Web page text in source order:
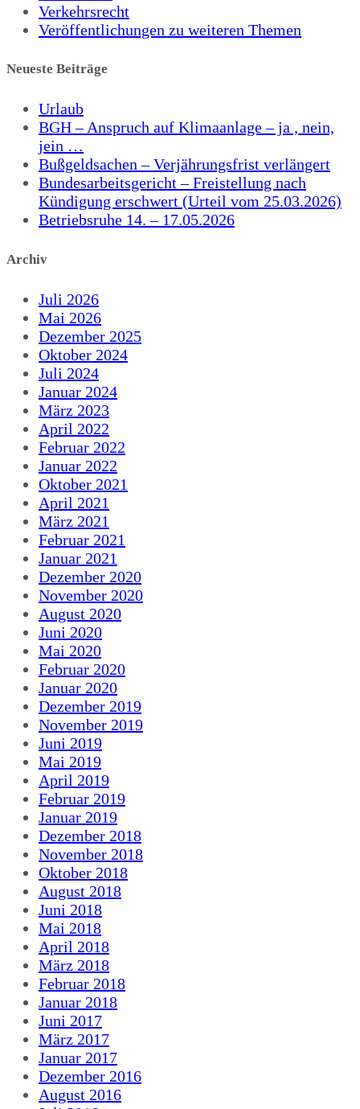
Verkehrsrecht
Veröffentlichungen zu weiteren Themen
Neueste Beiträge
Urlaub
BGH – Anspruch auf Klimaanlage – ja , nein,
jein …
Bußgeldsachen – Verjährungsfrist verlängert
Bundesarbeitsgericht – Freistellung nach
Kündigung erschwert (Urteil vom 25.03.2026)
Betriebsruhe 14. – 17.05.2026
Archiv
Juli 2026
Mai 2026
Dezember 2025
Oktober 2024
Juli 2024
Januar 2024
März 2023
April 2022
Februar 2022
Januar 2022
Oktober 2021
April 2021
März 2021
Februar 2021
Januar 2021
Dezember 2020
November 2020
August 2020
Juni 2020
Mai 2020
Februar 2020
Januar 2020
Dezember 2019
November 2019
Juni 2019
Mai 2019
April 2019
Februar 2019
Januar 2019
Dezember 2018
November 2018
Oktober 2018
August 2018
Juni 2018
Mai 2018
April 2018
März 2018
Februar 2018
Januar 2018
Juni 2017
März 2017
Januar 2017
Dezember 2016
August 2016